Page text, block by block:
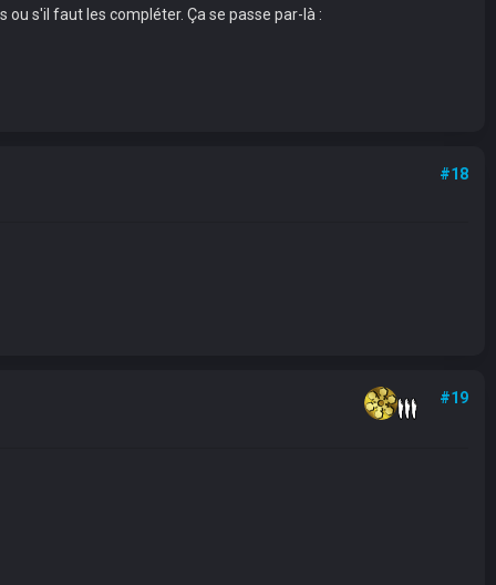
s'il faut les compléter. Ça se passe par-là :
#18
#19